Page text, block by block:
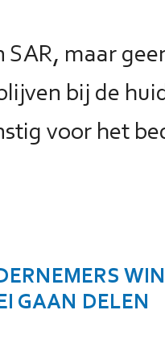
SAR, maar
bij de
voor het
GAAN DELEN